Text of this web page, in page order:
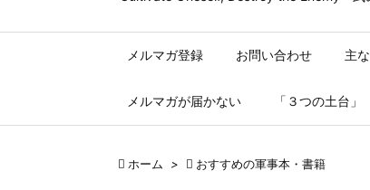
メルマガ登録 お問い合わせ 主
メルマガが届かない 「３つの土台」
 ホーム >  おすすめの軍事本・書籍